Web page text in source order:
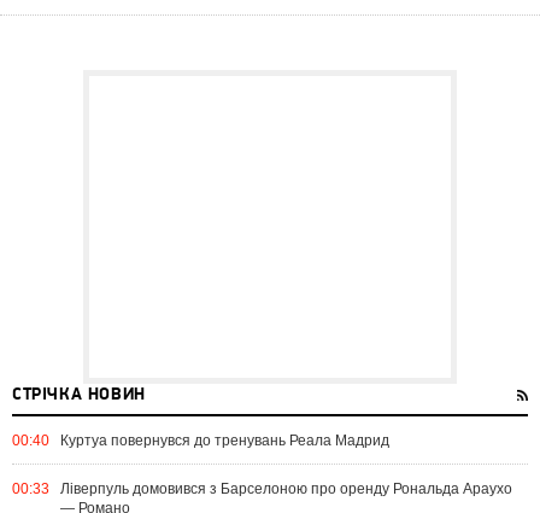
СТРІЧКА НОВИН
00:40 Куртуа повернувся до тренувань Реала Мадрид
00:33
Ліверпуль домовився з Барселоною про оренду Рональда Араухо
— Романо